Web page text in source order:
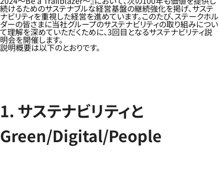
続けるためのサステナブルな経営基盤の継続強化を掲げ、サステ
ナビリティを重視した経営を進めています。このたび、ステークホル
ダーの皆さまに当社グループのサステナビリティの取り組みについ
て理解を深めていただくために、3回目となるサステナビリティ説
明会を開催します。
説明概要は以下のとおりです。
1. サステナビリティと
Green/Digital/People